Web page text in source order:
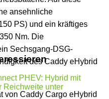
ansehnliche
PS) und ein kräftiges
Nm. Die
Sechsgang-DSG-
des Caddy eHybrid
von Caddy Cargo eHybrid